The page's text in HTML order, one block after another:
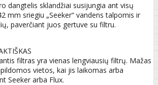
dangtelis sklandžiai susijungia ant visų
mm sriegiu „Seeker“ vandens talpomis ir
paverčiant juos gertuve su filtru.
filtras yra vienas lengviausių filtrų. Mažas
vietos, kai jis laikomas arba
Seeker arba Flux.